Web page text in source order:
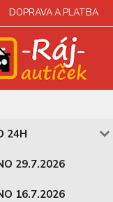
DOPRAVA A PLATBA
24H
29.7.2026
16.7.2026